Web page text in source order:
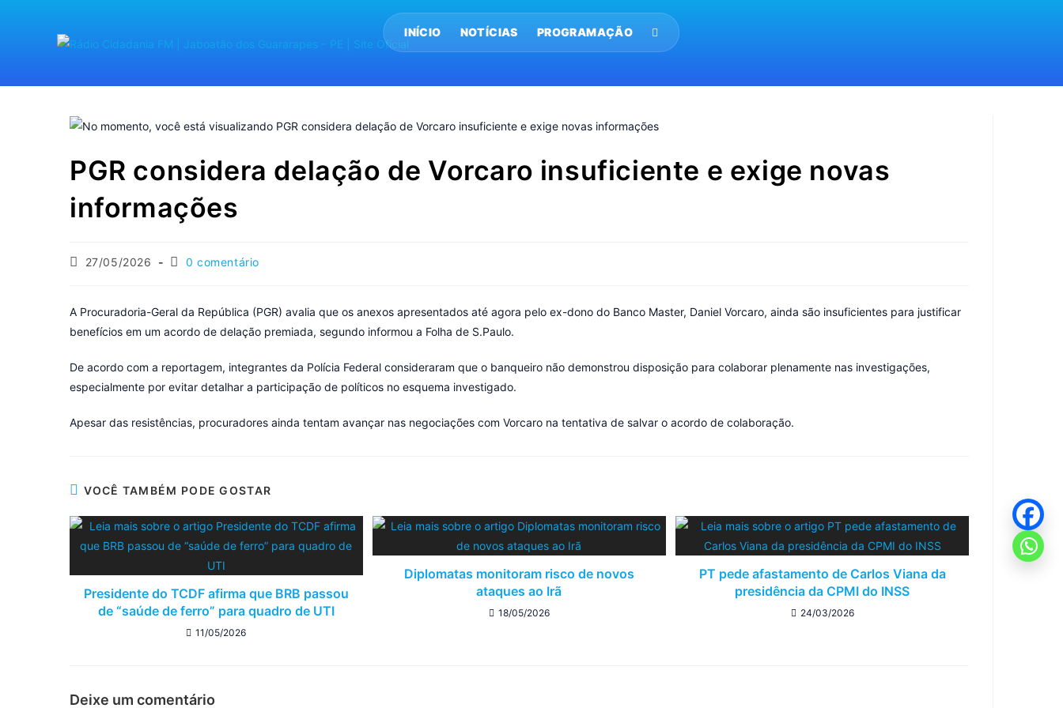
INÍCIO NOTÍCIAS PROGRAMAÇÃO
PGR considera delação de Vorcaro insuficiente e exige novas
informações
27/05/2026 0 comentário
A Procuradoria-Geral da República (PGR) avalia que os anexos apresentados até agora pelo ex-dono do Banco Master, Daniel Vorcaro, ainda são insuficientes para justificar
benefícios em um acordo de delação premiada, segundo informou a Folha de S.Paulo.
De acordo com a reportagem, integrantes da Polícia Federal consideraram que o banqueiro não demonstrou disposição para colaborar plenamente nas investigações,
especialmente por evitar detalhar a participação de políticos no esquema investigado.
Apesar das resistências, procuradores ainda tentam avançar nas negociações com Vorcaro na tentativa de salvar o acordo de colaboração.
VOCÊ TAMBÉM PODE GOSTAR
Presidente do TCDF afirma que BRB passou
de “saúde de ferro” para quadro de UTI
11/05/2026
Diplomatas monitoram risco de novos
ataques ao Irã
18/05/2026
PT pede afastamento de Carlos Viana da
presidência da CPMI do INSS
24/03/2026
Deixe um comentário